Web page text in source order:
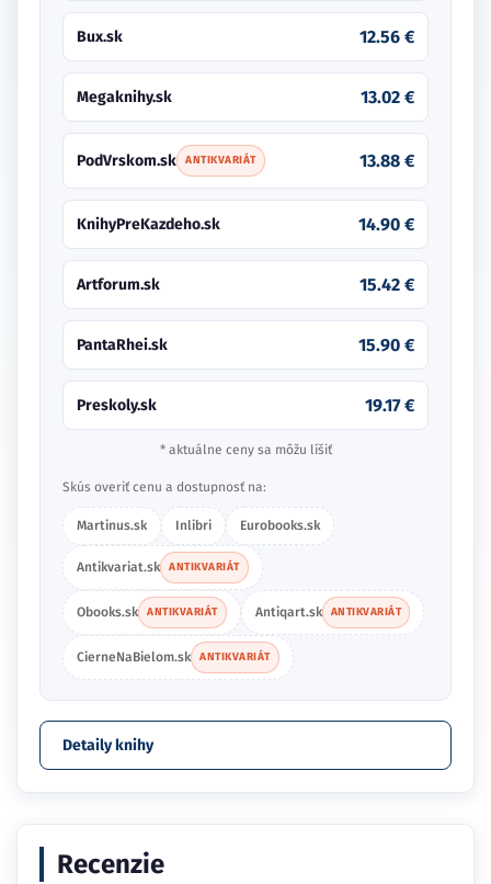
Bux.sk 12.56 €
Megaknihy.sk 13.02 €
PodVrskom.sk ANTIKVARIÁT 13.88 €
KnihyPreKazdeho.sk 14.90 €
Artforum.sk 15.42 €
PantaRhei.sk 15.90 €
Preskoly.sk 19.17 €
* aktuálne ceny sa môžu líšiť
Skús overiť cenu a dostupnosť na:
Martinus.sk Inlibri Eurobooks.sk
Antikvariat.sk ANTIKVARIÁT
Obooks.sk ANTIKVARIÁT Antiqart.sk ANTIKVARIÁT
CierneNaBielom.sk ANTIKVARIÁT
Detaily knihy
Recenzie